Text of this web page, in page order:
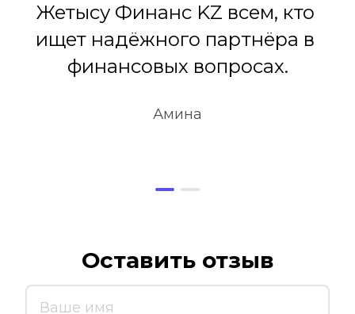
Жетысу Финанс KZ всем, кто
ищет надёжного партнёра в
финансовых вопросах.
Амина
Оставить отзыв